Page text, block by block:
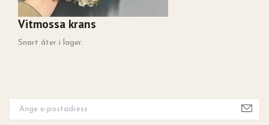
Vitmossa krans
Snart åter i lager.